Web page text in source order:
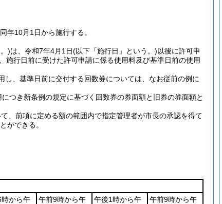
年10月1日から施行する。
)は、令和7年4月1日(以下「施行日」という。)以後に許可申
施行日前に受けた許可申請に係る使用料及び基準日前の使用
し、基準日前に交付する回数券については、なお従前の例に
つき新条例の規定に基づく回数券の券面額と旧券の券面額と
、前項に定める額の範囲内で指定管理者が市長の承認を得て
ができる。
から午
午前9時から午
午後1時から午
午前9時から午